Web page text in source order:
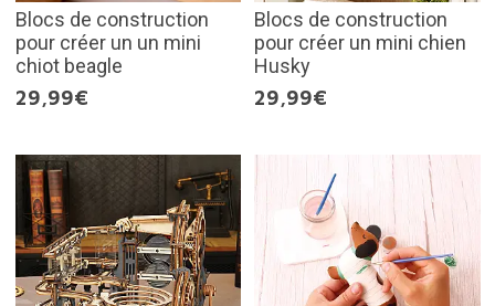
Blocs de construction
pour créer un un mini
chiot beagle
29,99€
Blocs de construction
pour créer un mini chien
Husky
29,99€